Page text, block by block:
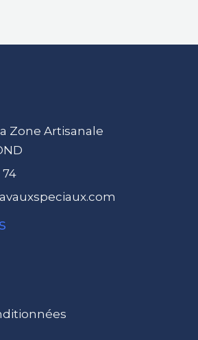
Zone Artisanale
74